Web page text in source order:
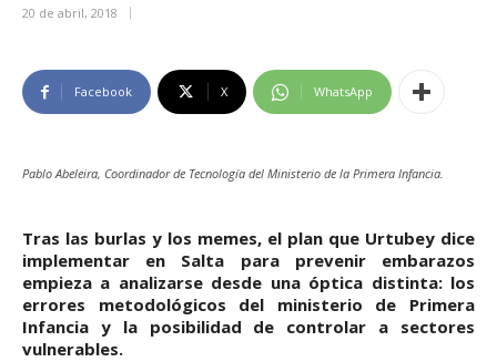
20 de abril, 2018
Facebook X WhatsApp
Pablo Abeleira, Coordinador de Tecnología del Ministerio de la Primera Infancia.
Tras las burlas y los memes, el plan que Urtubey dice
implementar en Salta para prevenir embarazos
empieza a analizarse desde una óptica distinta: los
errores metodológicos del ministerio de Primera
Infancia y la posibilidad de controlar a sectores
vulnerables.